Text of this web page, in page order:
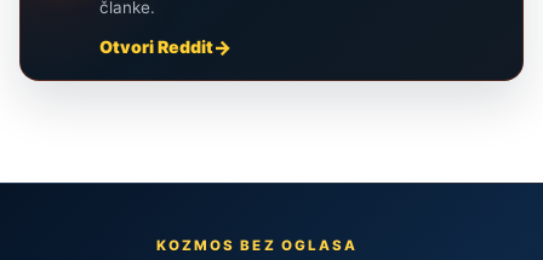
članke.
Otvori Reddit
KOZMOS BEZ OGLASA